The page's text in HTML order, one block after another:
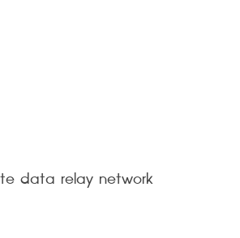
data relay network